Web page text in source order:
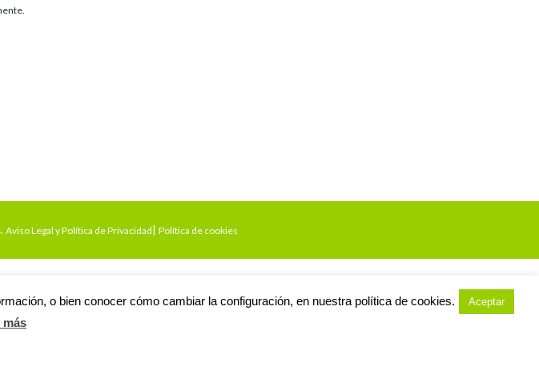
Aviso Legal y Política de Privacidad Política de cookies
o bien conocer cómo cambiar la configuración, en nuestra política de cookies. Aceptar
más